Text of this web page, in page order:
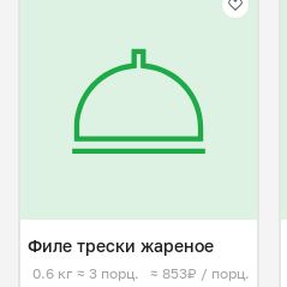
Филе трески жареное
0.6 кг ≈ 3 порц. ≈ 853₽ / порц.